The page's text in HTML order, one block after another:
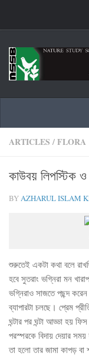
ARTICLES /FLORA
কাউবয় লিপস্টিক
BYAZHARUL ISLAM
শুরুতেই একটা কথা বলে
হবে সুতরাং ভগ্নিরা মন
ভগ্নিরাও সাজতে পছন্দ
ব্যাপারটা চলছে। প্রেম
ঘন্টার পর ঘন্টা আড্ডা হয়
পরস্পরকে বিদায় দেয়ার
তা হলো তার জামা কাপড় বা